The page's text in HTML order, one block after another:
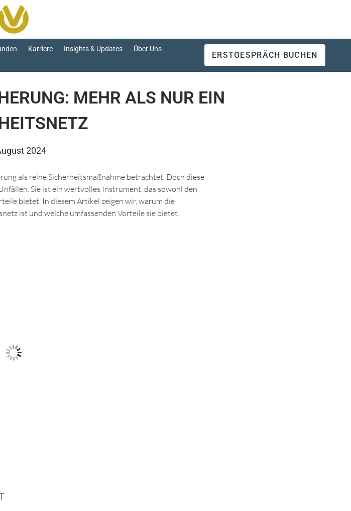
Karriere Insights & Updates Über Uns
ERSTGESPRÄCH BUCHEN
MEHR ALS NUR EIN
2024
als reine Sicherheitsmaßnahme betrachtet. Doch diese
Sie ist ein wertvolles Instrument, das sowohl den
bietet. In diesem Artikel zeigen wir, warum die
ist und welche umfassenden Vorteile sie bietet.